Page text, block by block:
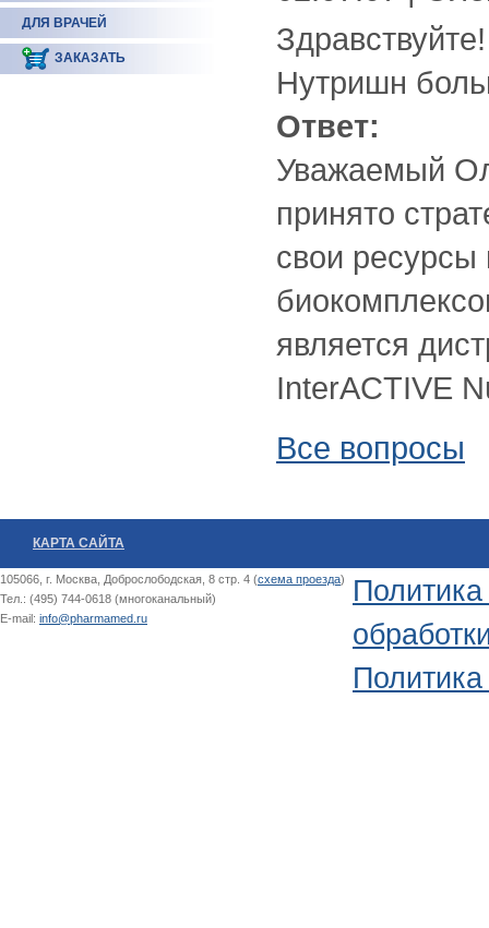
ДЛЯ ВРАЧЕЙ
ЗАКАЗАТЬ
Нутришн
Ответ:
Уважаемый
принято
свои ресурсы
является
InterACTIVE
Все вопросы
КАРТА САЙТА
105066, г. Москва, Доброслободская, 8 стр. 4 (схема проезда)
Тел.: (495) 744-0618 (многоканальный)
E-mail: info@pharmamed.ru